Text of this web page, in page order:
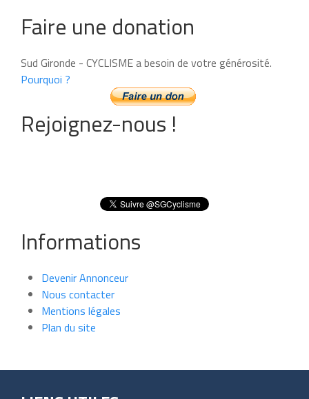
Faire une donation
Sud Gironde - CYCLISME a besoin de votre générosité.
Pourquoi ?
Rejoignez-nous !
Informations
Devenir Annonceur
Nous contacter
Mentions légales
Plan du site